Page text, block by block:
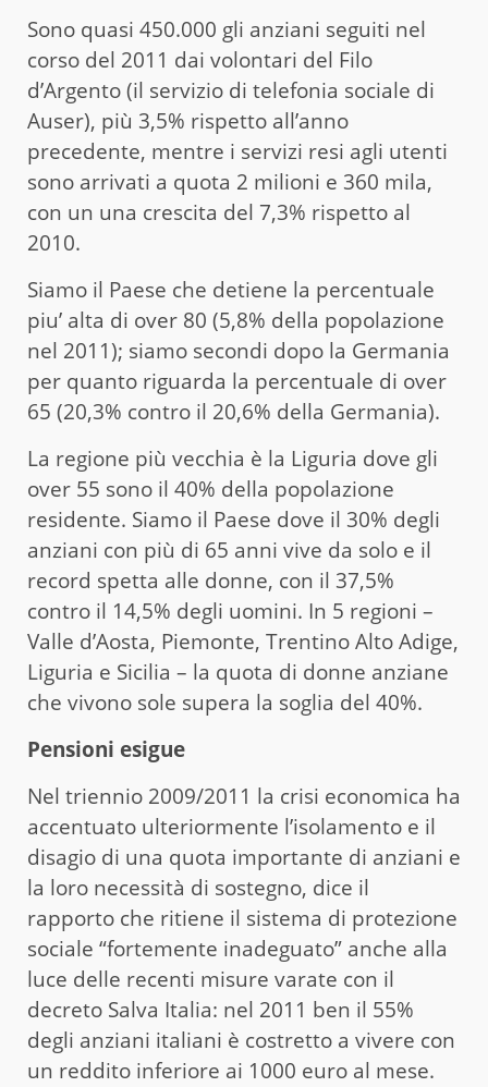
Sono quasi 450.000 gli anziani seguiti nel
corso del 2011 dai volontari del Filo
d’Argento (il servizio di telefonia sociale di
Auser), più 3,5% rispetto all’anno
precedente, mentre i servizi resi agli utenti
sono arrivati a quota 2 milioni e 360 mila,
con un una crescita del 7,3% rispetto al
2010.
Siamo il Paese che detiene la percentuale
piu’ alta di over 80 (5,8% della popolazione
nel 2011); siamo secondi dopo la Germania
per quanto riguarda la percentuale di over
65 (20,3% contro il 20,6% della Germania).
La regione più vecchia è la Liguria dove gli
over 55 sono il 40% della popolazione
residente. Siamo il Paese dove il 30% degli
anziani con più di 65 anni vive da solo e il
record spetta alle donne, con il 37,5%
contro il 14,5% degli uomini. In 5 regioni –
Valle d’Aosta, Piemonte, Trentino Alto Adige,
Liguria e Sicilia – la quota di donne anziane
che vivono sole supera la soglia del 40%.
Pensioni esigue
Nel triennio 2009/2011 la crisi economica ha
accentuato ulteriormente l’isolamento e il
disagio di una quota importante di anziani e
la loro necessità di sostegno, dice il
rapporto che ritiene il sistema di protezione
sociale “fortemente inadeguato” anche alla
luce delle recenti misure varate con il
decreto Salva Italia: nel 2011 ben il 55%
degli anziani italiani è costretto a vivere con
un reddito inferiore ai 1000 euro al mese.